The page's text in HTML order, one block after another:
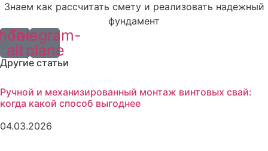
Знаем как рассчитать смету и реализовать надежный
фундамент
alt
Telegram-
plane
Другие статьи
Ручной и механизированный монтаж винтовых свай:
когда какой способ выгоднее
04.03.2026